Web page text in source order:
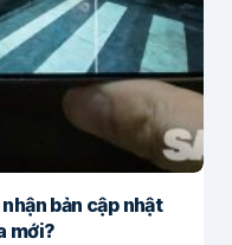
bản cập nhật
mới?